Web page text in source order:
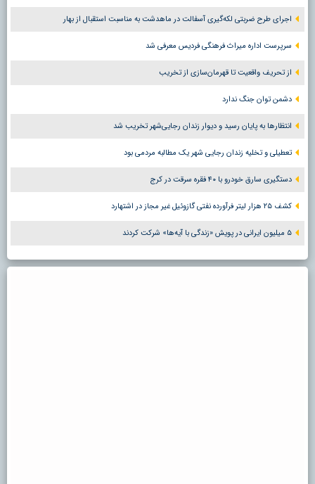
اجرای طرح ضربتی لکه‌گیری آسفالت در ماهدشت به مناسبت استقبال از بهار
سرپرست اداره میراث فرهنگی فردیس معرفی شد
از تحریف واقعیت تا قهرمان‌سازی از تخریب
دشمن توان جنگ ندارد
انتظارها به پایان رسید و دیوار زندان رجایی‌شهر تخریب شد
تعطیلی و تخلیه زندان رجایی شهر یک مطالبه مردمی بود
دستگیری سارق خودرو با ۴۰ فقره سرقت در کرج
کشف ۲۵ هزار لیتر فرآورده نفتی گازوئیل غیر مجاز در اشتهارد
۵ میلیون ایرانی در پویش «زندگی با آیه‌ها» شرکت کردند